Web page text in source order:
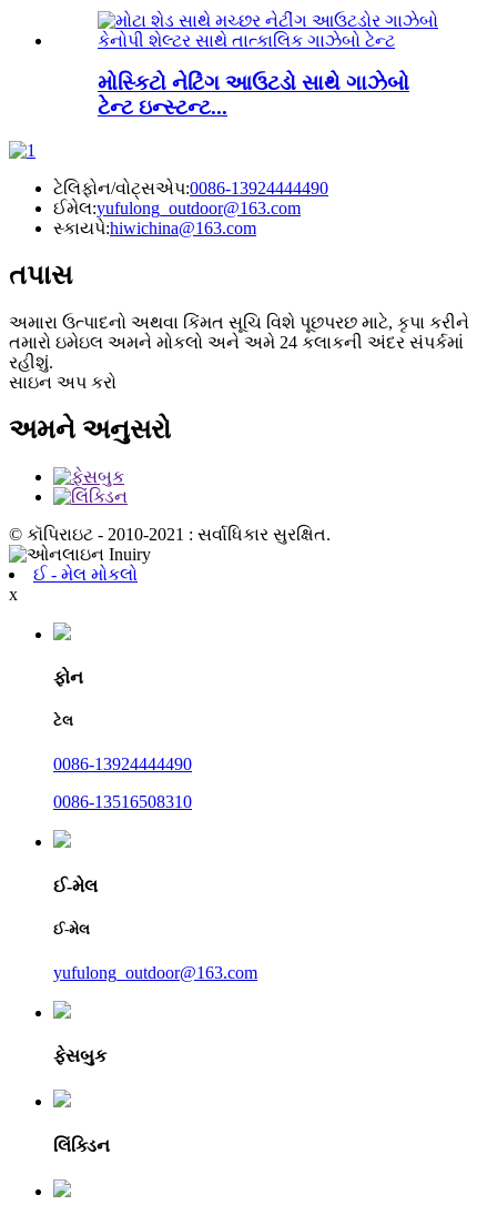
મોસ્કિટો નેટિંગ આઉટડો સાથે ગાઝેબો
ટેન્ટ ઇન્સ્ટન્ટ...
ટેલિફોન/વોટ્સએપ:0086-13924444490
ઈમેલ:yufulong_outdoor@163.com
સ્કાયપે:hiwichina@163.com
તપાસ
અમારા ઉત્પાદનો અથવા કિંમત સૂચિ વિશે પૂછપરછ માટે, કૃપા કરીને
તમારો ઇમેઇલ અમને મોકલો અને અમે 24 કલાકની અંદર સંપર્કમાં
રહીશું.
સાઇન અપ કરો
અમને અનુસરો
© કૉપિરાઇટ - 2010-2021 : સર્વાધિકાર સુરક્ષિત.
ઈ - મેલ મોકલો
x
ફોન
ટેલ
0086-13924444490
0086-13516508310
ઈ-મેલ
ઈ-મેલ
yufulong_outdoor@163.com
ફેસબુક
લિંક્ડિન